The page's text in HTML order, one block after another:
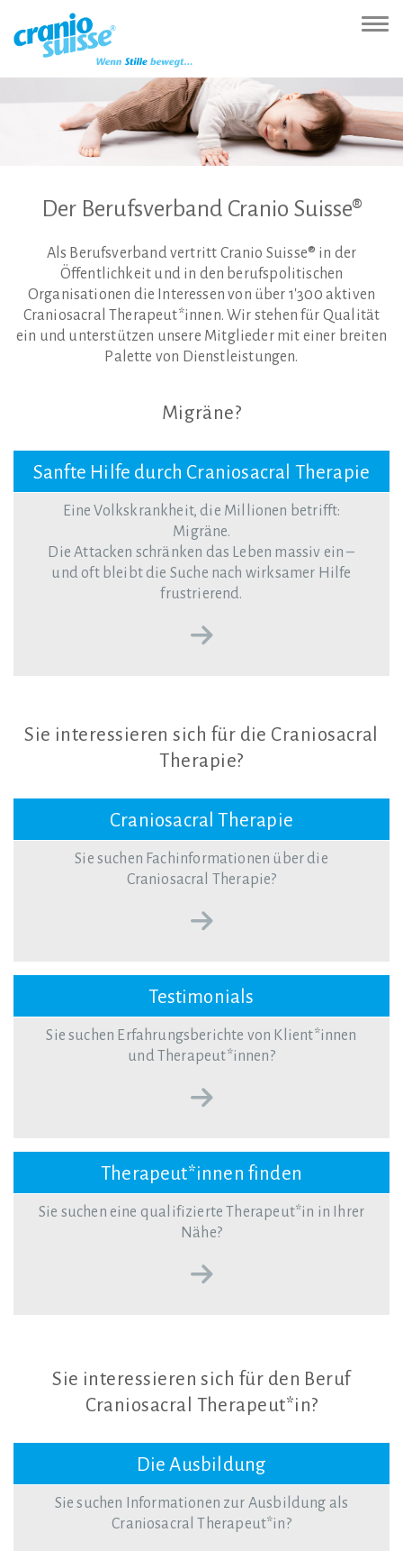
(Accesskey
Hauptnavigation
(Accesskey
Inhalt
(Accesskey
Sprachumschaltung
(Accesskey
Der Berufsverband Cranio Suisse®
Als Berufsverband vertritt Cranio Suisse® in der
Öffentlichkeit und in den berufspolitischen
Organisationen die Interessen von über 1'300 aktiven
Craniosacral Therapeut*innen. Wir stehen für Qualität
ein und unterstützen unsere Mitglieder mit einer breiten
Palette von Dienstleistungen.
Migräne?
Sanfte Hilfe durch Craniosacral Therapie
Eine Volkskrankheit, die Millionen betrifft:
Migräne.
Die Attacken schränken das Leben massiv ein –
und oft bleibt die Suche nach wirksamer Hilfe
frustrierend.
Sie interessierensich für die Craniosacral
Therapie?
Craniosacral Therapie
Sie suchen Fachinformationen über die
Craniosacral Therapie?
Testimonials
Sie suchen Erfahrungsberichte von Klient*innen
und Therapeut*innen?
Therapeut*innen finden
Sie suchen eine qualifizierte Therapeut*in in Ihrer
Nähe?
Sie interessierensich für den Beruf
Craniosacral Therapeut*in?
Die Ausbildung
Sie suchen Informationen zur Ausbildung als
Craniosacral Therapeut*in?